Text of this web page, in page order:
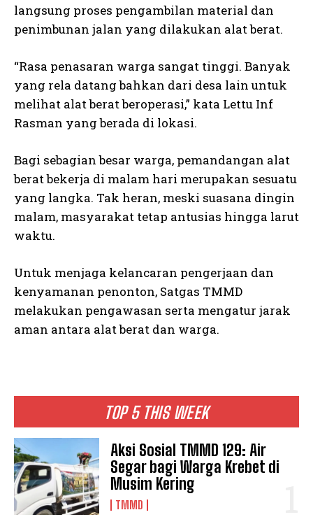
TOP 5 THIS WEEK
Aksi Sosial TMMD 129: Air
Segar bagi Warga Krebet di
Musim Kering
TMMD
langsung proses pengambilan material dan
penimbunan jalan yang dilakukan alat berat.
“Rasa penasaran warga sangat tinggi. Banyak
yang rela datang bahkan dari desa lain untuk
melihat alat berat beroperasi,” kata Lettu Inf
Rasman yang berada di lokasi.
Bagi sebagian besar warga, pemandangan alat
berat bekerja di malam hari merupakan sesuatu
yang langka. Tak heran, meski suasana dingin
malam, masyarakat tetap antusias hingga larut
waktu.
Untuk menjaga kelancaran pengerjaan dan
kenyamanan penonton, Satgas TMMD
melakukan pengawasan serta mengatur jarak
aman antara alat berat dan warga.